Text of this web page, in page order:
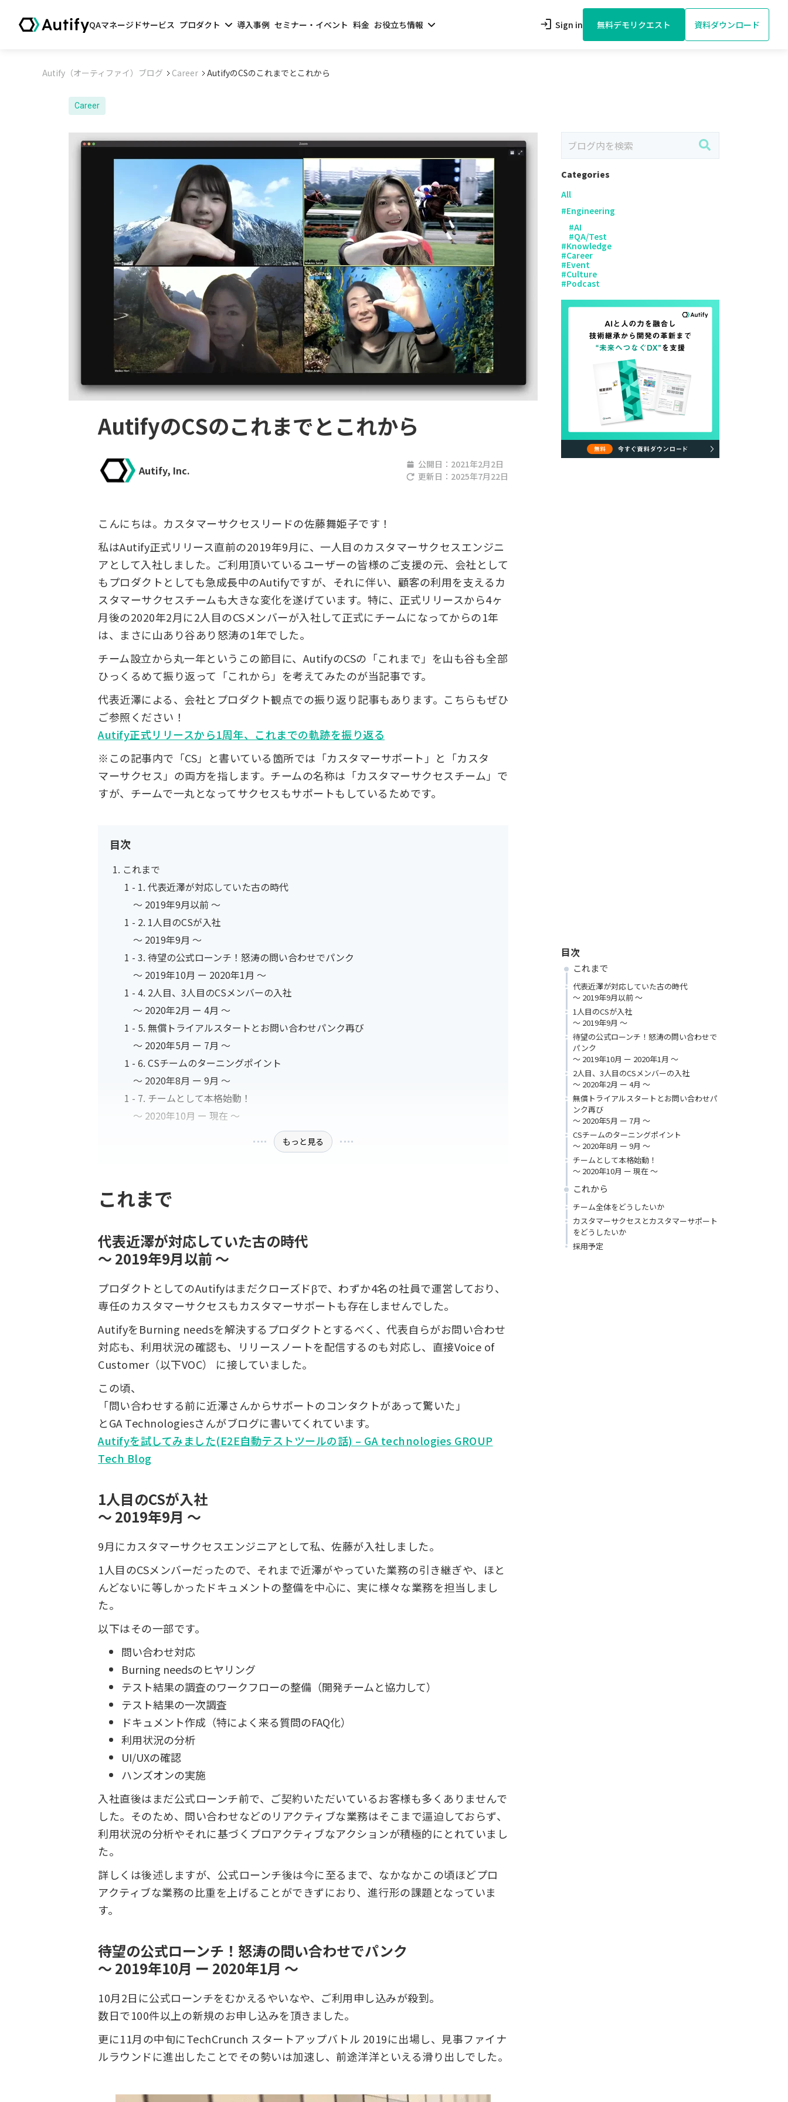
QAマネージドサービス プロダクト 導入事例 セミナー・イベント 料金 お役立ち情報 login Sign in 無料デモリクエスト 資料ダウンロード
Autify（オーティファイ）ブログ Career AutifyのCSのこれまでとこれから
Career
AutifyのCSのこれまでとこれから
Autify, Inc. 公開日： 2021年2月2日
更新日： 2025年7月22日
こんにちは。カスタマーサクセスリードの佐藤舞姫子です！
私はAutify正式リリース直前の2019年9月に、一人目のカスタマーサクセスエンジニ
アとして入社しました。ご利用頂いているユーザーの皆様のご支援の元、会社として
もプロダクトとしても急成長中のAutifyですが、それに伴い、顧客の利用を支えるカ
スタマーサクセスチームも大きな変化を遂げています。特に、正式リリースから4ヶ
月後の2020年2月に2人目のCSメンバーが入社して正式にチームになってからの1年
は、まさに山あり谷あり怒涛の1年でした。
チーム設立から丸一年というこの節目に、AutifyのCSの「これまで」を山も谷も全部
ひっくるめて振り返って「これから」を考えてみたのが当記事です。
代表近澤による、会社とプロダクト観点での振り返り記事もあります。こちらもぜひ
ご参照ください！
Autify正式リリースから1周年、これまでの軌跡を振り返る
※この記事内で「CS」と書いている箇所では「カスタマーサポート」と「カスタ
マーサクセス」の両方を指します。チームの名称は「カスタマーサクセスチーム」で
すが、チームで一丸となってサクセスもサポートもしているためです。
目次
これまで
代表近澤が対応していた古の時代
〜 2019年9月以前 〜
1人目のCSが入社
〜 2019年9月 〜
待望の公式ローンチ！怒涛の問い合わせでパンク
〜 2019年10月 ー 2020年1月 〜
2人目、3人目のCSメンバーの入社
〜 2020年2月 ー 4月 〜
無償トライアルスタートとお問い合わせパンク再び
〜 2020年5月 ー 7月 〜
CSチームのターニングポイント
〜 2020年8月 ー 9月 〜
チームとして本格始動！
〜 2020年10月 ー 現在 〜
もっと見る
これまで
代表近澤が対応していた古の時代
〜 2019年9月以前 〜
プロダクトとしてのAutifyはまだクローズドβで、わずか4名の社員で運営しており、
専任のカスタマーサクセスもカスタマーサポートも存在しませんでした。
AutifyをBurning needsを解決するプロダクトとするべく、代表自らがお問い合わせ
対応も、利用状況の確認も、リリースノートを配信するのも対応し、直接Voice of
Customer（以下VOC） に接していました。
この頃、
「問い合わせする前に近澤さんからサポートのコンタクトがあって驚いた」
とGA Technologiesさんがブログに書いてくれています。
Autifyを試してみました(E2E自動テストツールの話) – GA technologies GROUP
Tech Blog
1人目のCSが入社
〜 2019年9月 〜
9月にカスタマーサクセスエンジニアとして私、佐藤が入社しました。
1人目のCSメンバーだったので、それまで近澤がやっていた業務の引き継ぎや、ほと
んどないに等しかったドキュメントの整備を中心に、実に様々な業務を担当しまし
た。
以下はその一部です。
問い合わせ対応
Burning needsのヒヤリング
テスト結果の調査のワークフローの整備（開発チームと協力して）
テスト結果の一次調査
ドキュメント作成（特によく来る質問のFAQ化）
利用状況の分析
UI/UXの確認
ハンズオンの実施
入社直後はまだ公式ローンチ前で、ご契約いただいているお客様も多くありませんで
した。そのため、問い合わせなどのリアクティブな業務はそこまで逼迫しておらず、
利用状況の分析やそれに基づくプロアクティブなアクションが積極的にとれていまし
た。
詳しくは後述しますが、公式ローンチ後は今に至るまで、なかなかこの頃ほどプロ
アクティブな業務の比重を上げることができずにおり、進行形の課題となっていま
す。
待望の公式ローンチ！怒涛の問い合わせでパンク
〜 2019年10月 ー 2020年1月 〜
10月2日に公式ローンチをむかえるやいなや、ご利用申し込みが殺到。
数日で100件以上の新規のお申し込みを頂きました。
更に11月の中旬にTechCrunch スタートアップバトル 2019に出場し、見事ファイナ
ルラウンドに進出したことでその勢いは加速し、前途洋洋といえる滑り出しでした。
Categories
All
#Engineering
#AI
#QA/Test
#Knowledge
#Career
#Event
#Culture
#Podcast
目次
これまで
代表近澤が対応していた古の時代
〜 2019年9月以前 〜
1人目のCSが入社
〜 2019年9月 〜
待望の公式ローンチ！怒涛の問い合わせで
パンク
〜 2019年10月 ー 2020年1月 〜
2人目、3人目のCSメンバーの入社
〜 2020年2月 ー 4月 〜
無償トライアルスタートとお問い合わせパ
ンク再び
〜 2020年5月 ー 7月 〜
CSチームのターニングポイント
〜 2020年8月 ー 9月 〜
チームとして本格始動！
〜 2020年10月 ー 現在 〜
これから
チーム全体をどうしたいか
カスタマーサクセスとカスタマーサポート
をどうしたいか
採用予定